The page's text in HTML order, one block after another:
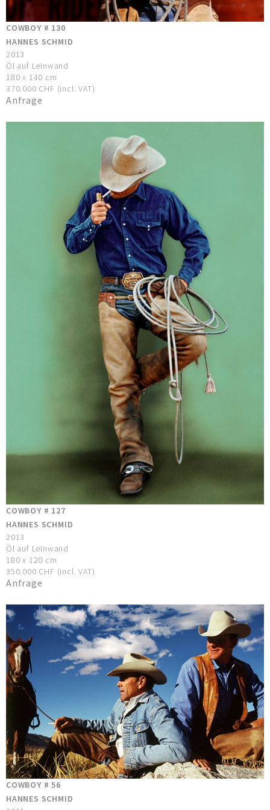
COWBOY # 130
HANNES SCHMID
2013
Öl auf Leinwand
180 x 140 cm
370.000 CHF (incl. VAT)
Anfrage
COWBOY # 127
HANNES SCHMID
2013
Öl auf Leinwand
180 x 120 cm
350.000 CHF (incl. VAT)
Anfrage
COWBOY # 56
HANNES SCHMID